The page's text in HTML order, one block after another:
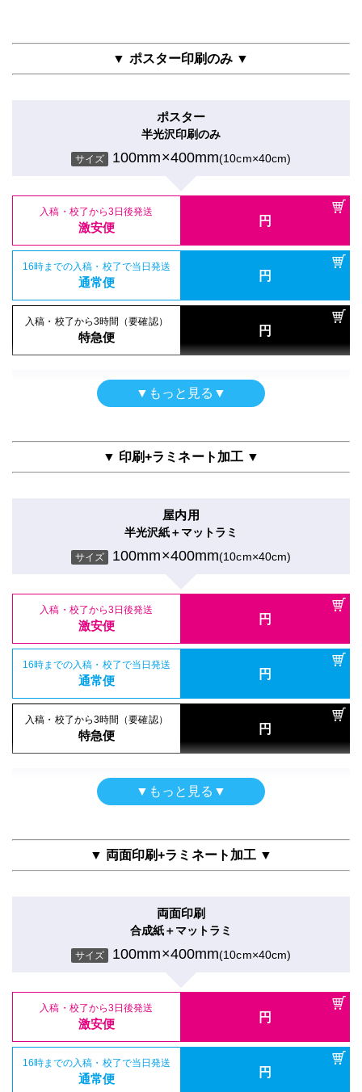
▼ ポスター印刷のみ ▼
ポスター
半光沢印刷のみ
サイズ 100mm×400mm(10cm×40cm)
入稿・校了から3日後発送
激安便 円
16時までの入稿・校了で当日発送
通常便 円
入稿・校了から3時間（要確認）
特急便 円
ポスター
光沢紙印刷のみ
16時までの入稿・校了で当日発送
通常便
入稿・校了から3時間（要確認）
特急便
エンボス半光沢印刷のみ
サイズ 100mm×400mm(10cm×40cm)
入稿・校了から3日後発送
16時までの入稿・校了で当日発送
入稿・校了から3時間（要確認）
円
ポスター
入稿・校了から3日後発送
16時までの入稿・校了で当日発送
▼もっと見る▼
▼ 印刷+ラミネート加工 ▼
屋内用
半光沢紙＋マットラミ
サイズ 100mm×400mm(10cm×40cm)
入稿・校了から3日後発送
激安便 円
16時までの入稿・校了で当日発送
通常便 円
入稿・校了から3時間（要確認）
特急便 円
屋内用
半光沢紙＋グロスラミ
16時までの入稿・校了で当日発送
通常便
入稿・校了から3時間（要確認）
特急便
半光沢紙＋UVマットラミ
▼もっと見る▼
▼ 両面印刷+ラミネート加工 ▼
両面印刷
合成紙＋マットラミ
サイズ 100mm×400mm(10cm×40cm)
入稿・校了から3日後発送
激安便 円
16時までの入稿・校了で当日発送
通常便 円